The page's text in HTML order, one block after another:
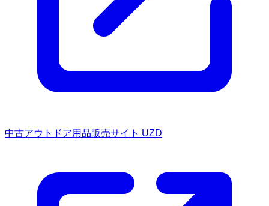
中古アウトドア用品販売サイト UZD